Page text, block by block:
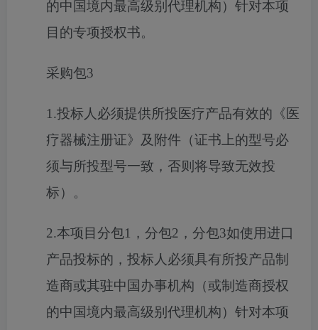
的中国境内最高级别代理机构）针对本项
目的专项授权书。
采购包3
1.投标人必须提供所投医疗产品有效的《医
疗器械注册证》及附件（证书上的型号必
须与所投型号一致，否则将导致无效投
标）。
2.本项目分包1，分包2，分包3如使用进口
产品投标的，投标人必须具有所投产品制
造商或其驻中国办事机构（或制造商授权
的中国境内最高级别代理机构）针对本项